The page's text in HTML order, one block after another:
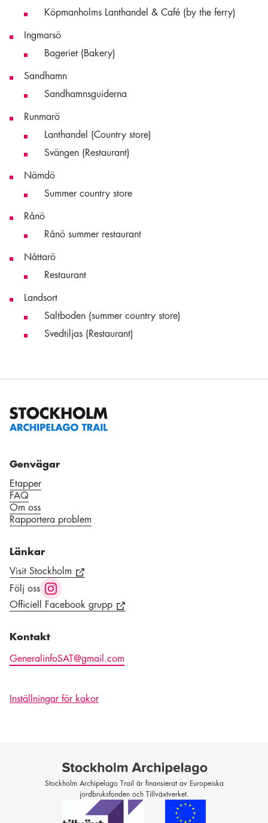
Köpmanholms Lanthandel & Café (by the ferry)
Ingmarsö
Bageriet (Bakery)
Sandhamn
Sandhamnsguiderna
Runmarö
Lanthandel (Country store)
Svängen (Restaurant)
Nämdö
Summer country store
Rånö
Rånö summer restaurant
Nåttarö
Restaurant
Landsort
Saltboden (summer country store)
Svedtiljas (Restaurant)
Genvägar
Etapper
FAQ
Om oss
Rapportera problem
Länkar
Visit Stockholm
Följ oss
Officiell Facebook grupp
Kontakt
GeneralinfoSAT@gmail.com
Inställningar för kakor
Stockholm Archipelago Trail är finansierat av Europeiska
jordbruksfonden och Tillväxtverket.